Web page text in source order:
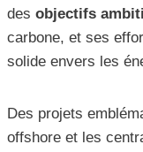
des objectifs
carbone, et ses
solide envers les
Des projets
offshore et les